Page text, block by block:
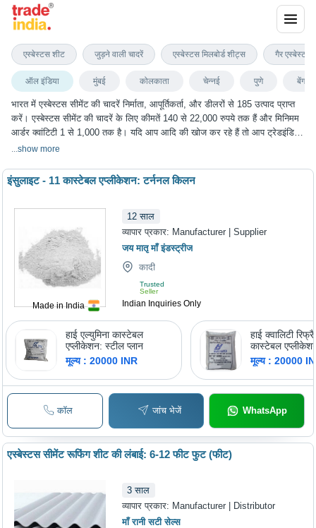
भारत में एस्बेस्टस सीमेंट की चादरें निर्माता, आपूर्तिकर्ता, और डीलरों से 185 उत्पाद प्राप्त
करें। एस्बेस्टस सीमेंट की चादरें के लिए कीमतें 140 से 22,000 रुपये तक हैं और मिनिमम
आर्डर क्वांटिटी 1 से 1,000 तक है। यदि आप आदि की खोज कर रहे हैं तो आप ट्रेडइंडिया
पर एस्बेस्टस सीमेंट की चादरें के सबसे अच्छा विकल्प चुन सकते हैं। हम विभिन्न शहरों में
बेंगलुरु और कई अन्य शहर शामिल हैं।
...show more
ऑल इंडिया मुंबई कोलकाता चेन्नई पुणे बेंगलुरु
Made in India
इंसुलाइट - 11 कास्टेबल एप्लीकेशन: टर्ननल किलन
12 साल
व्यापार प्रकार: Manufacturer | Supplier
जय मातृ माँ इंडस्ट्रीज
कादी
Trusted
Seller
Indian Inquiries Only
हाई एल्युमिना कास्टेबल
एप्लीकेशन: स्टील प्लान
मूल्य : 20000 INR
हाई क्वालिटी
कास्टेबल
प्लान
मूल्य : 20000
कॉल जांच भेजें WhatsApp
एस्बेस्टस सीमेंट रूफिंग शीट की लंबाई: 6-12 फीट फुट (फीट)
3 साल
व्यापार प्रकार: Manufacturer | Distributor
माँ रानी सटी सेल्स
एस्बेस्टस शीट जुड़ने वाली चादरें एस्बेस्टस मिलबोर्ड शीट्स गैर एस्बेस्टस